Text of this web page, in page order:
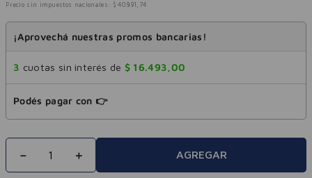
Precio sin impuestos nacionales: $ 40.891 , 74
¡Aprovechá nuestras promos bancarias!
3 cuotas sin interés de $ 16.493,00
Podés pagar con 👉
＋
－ AGREGAR